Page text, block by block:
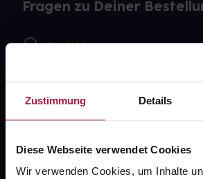
Zustimmung Details
Diese Webseite verwendet Cookies
Wir verwenden Cookies, um Inhalte
Fragen zu Deiner
Kontakt